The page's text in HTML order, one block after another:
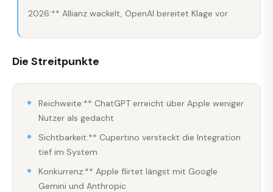
2026:** Allianz wackelt, OpenAI bereitet Klage vor
Die Streitpunkte
Reichweite:** ChatGPT erreicht über Apple weniger
Nutzer als gedacht
Sichtbarkeit:** Cupertino versteckt die Integration
tief im System
Konkurrenz:** Apple flirtet längst mit Google
Gemini und Anthropic